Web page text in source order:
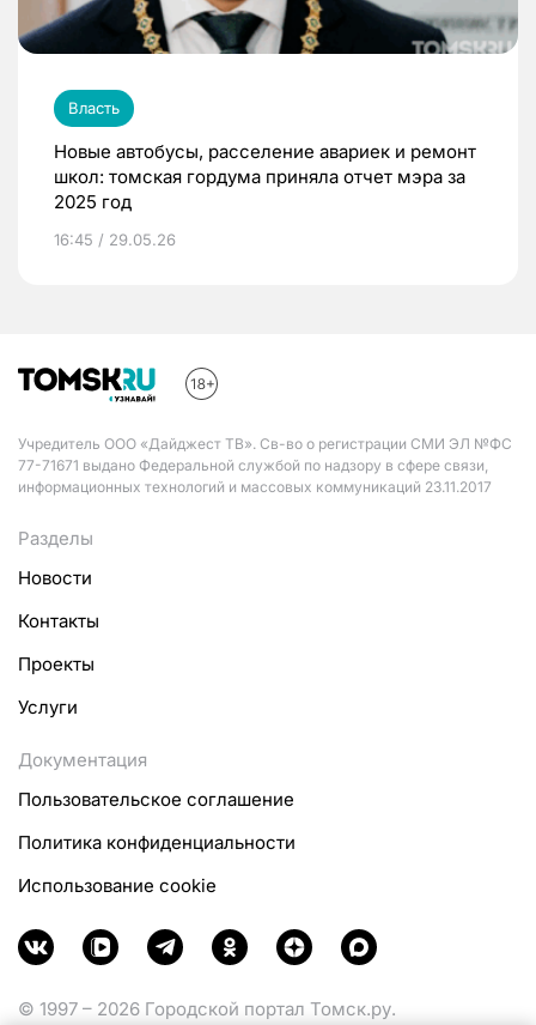
Власть
Новые автобусы, расселение авариек и ремонт
школ: томская гордума приняла отчет мэра за
2025 год
16:45 / 29.05.26
Учредитель ООО «Дайджест ТВ». Св-во о регистрации СМИ ЭЛ №ФС
77-71671 выдано Федеральной службой по надзору в сфере связи,
информационных технологий и массовых коммуникаций 23.11.2017
Разделы
Новости
Контакты
Проекты
Услуги
Документация
Пользовательское соглашение
Политика конфиденциальности
Использование cookie
© 1997 – 2026 Городской портал Томск.ру.